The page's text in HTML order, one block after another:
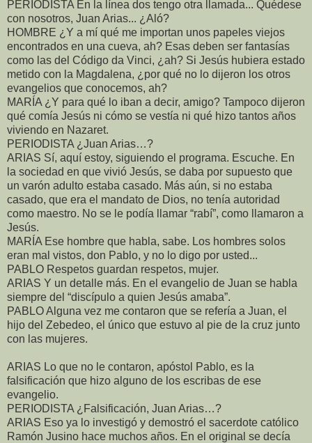
PERIODISTA En la línea dos tengo otra llamada... Quédese
con nosotros, Juan Arias... ¿Aló?
HOMBRE ¿Y a mí qué me importan unos papeles viejos
encontrados en una cueva, ah? Esas deben ser fantasías
como las del Código da Vinci, ¿ah? Si Jesús hubiera estado
metido con la Magdalena, ¿por qué no lo dijeron los otros
evangelios que conocemos, ah?
MARÍA ¿Y para qué lo iban a decir, amigo? Tampoco dijeron
qué comía Jesús ni cómo se vestía ni qué hizo tantos años
viviendo en Nazaret.
PERIODISTA ¿Juan Arias…?
ARIAS Sí, aquí estoy, siguiendo el programa. Escuche. En
la sociedad en que vivió Jesús, se daba por supuesto que
un varón adulto estaba casado. Más aún, si no estaba
casado, que era el mandato de Dios, no tenía autoridad
como maestro. No se le podía llamar “rabí”, como llamaron a
Jesús.
MARÍA Ese hombre que habla, sabe. Los hombres solos
eran mal vistos, don Pablo, y no lo digo por usted...
PABLO Respetos guardan respetos, mujer.
ARIAS Y un detalle más. En el evangelio de Juan se habla
siempre del “discípulo a quien Jesús amaba”.
PABLO Alguna vez me contaron que se refería a Juan, el
hijo del Zebedeo, el único que estuvo al pie de la cruz junto
con las mujeres.
ARIAS Lo que no le contaron, apóstol Pablo, es la
falsificación que hizo alguno de los escribas de ese
evangelio.
PERIODISTA ¿Falsificación, Juan Arias…?
ARIAS Eso ya lo investigó y demostró el sacerdote católico
Ramón Jusino hace muchos años. En el original se decía